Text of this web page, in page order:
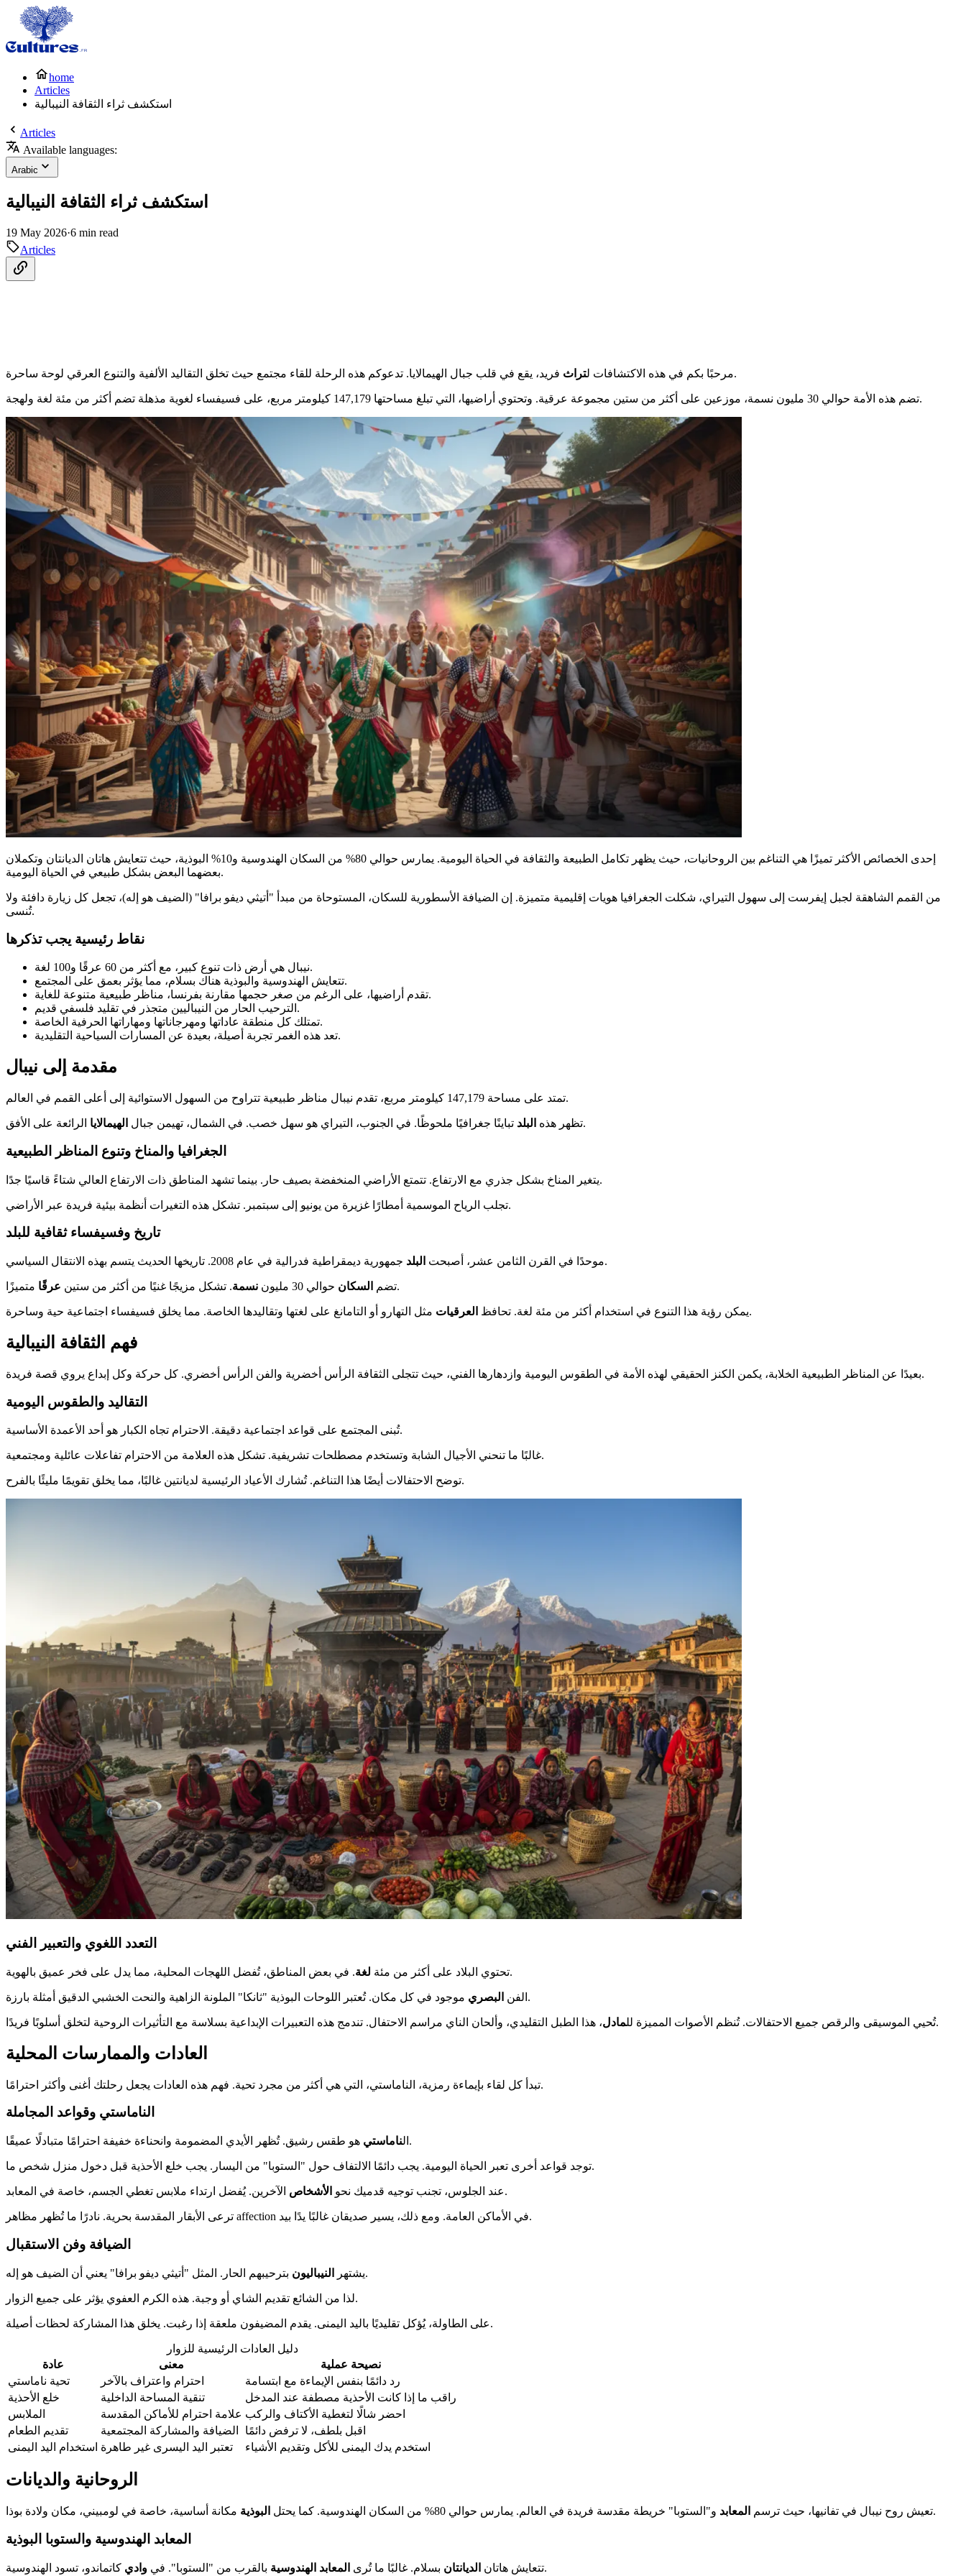
home
Articles
استكشف ثراء الثقافة النيبالية
Articles
Available languages:
Arabic
استكشف ثراء الثقافة النيبالية
19 May 2026·6 min read
Articles
مرحبًا بكم في هذه الاكتشافات لتراث فريد، يقع في قلب جبال الهيمالايا. تدعوكم هذه الرحلة للقاء مجتمع حيث تخلق التقاليد الألفية والتنوع العرقي لوحة ساحرة.
تضم هذه الأمة حوالي 30 مليون نسمة، موزعين على أكثر من ستين مجموعة عرقية. وتحتوي أراضيها، التي تبلغ مساحتها 147,179 كيلومتر مربع، على فسيفساء لغوية مذهلة تضم أكثر من مئة لغة ولهجة.
إحدى الخصائص الأكثر تميزًا هي التناغم بين الروحانيات، حيث يظهر تكامل الطبيعة والثقافة في الحياة اليومية. يمارس حوالي 80% من السكان الهندوسية و10% البوذية، حيث تتعايش هاتان الديانتان وتكملان
بعضهما البعض بشكل طبيعي في الحياة اليومية.
من القمم الشاهقة لجبل إيفرست إلى سهول التيراي، شكلت الجغرافيا هويات إقليمية متميزة. إن الضيافة الأسطورية للسكان، المستوحاة من مبدأ "أتيثي ديفو برافا" (الضيف هو إله)، تجعل كل زيارة دافئة ولا
تُنسى.
نقاط رئيسية يجب تذكرها
نيبال هي أرض ذات تنوع كبير، مع أكثر من 60 عرقًا و100 لغة.
تتعايش الهندوسية والبوذية هناك بسلام، مما يؤثر بعمق على المجتمع.
تقدم أراضيها، على الرغم من صغر حجمها مقارنة بفرنسا، مناظر طبيعية متنوعة للغاية.
الترحيب الحار من النيباليين متجذر في تقليد فلسفي قديم.
تمتلك كل منطقة عاداتها ومهرجاناتها ومهاراتها الحرفية الخاصة.
تعد هذه الغمر تجربة أصيلة، بعيدة عن المسارات السياحية التقليدية.
مقدمة إلى نيبال
تمتد على مساحة 147,179 كيلومتر مربع، تقدم نيبال مناظر طبيعية تتراوح من السهول الاستوائية إلى أعلى القمم في العالم.
تظهر هذه البلد تباينًا جغرافيًا ملحوظًا. في الجنوب، التيراي هو سهل خصب. في الشمال، تهيمن جبال الهيمالايا الرائعة على الأفق.
الجغرافيا والمناخ وتنوع المناظر الطبيعية
يتغير المناخ بشكل جذري مع الارتفاع. تتمتع الأراضي المنخفضة بصيف حار. بينما تشهد المناطق ذات الارتفاع العالي شتاءً قاسيًا جدًا.
تجلب الرياح الموسمية أمطارًا غزيرة من يونيو إلى سبتمبر. تشكل هذه التغيرات أنظمة بيئية فريدة عبر الأراضي.
تاريخ وفسيفساء ثقافية للبلد
موحدًا في القرن الثامن عشر، أصبحت البلد جمهورية ديمقراطية فدرالية في عام 2008. تاريخها الحديث يتسم بهذه الانتقال السياسي.
تضم السكان حوالي 30 مليون نسمة. تشكل مزيجًا غنيًا من أكثر من ستين عرقًا متميزًا.
يمكن رؤية هذا التنوع في استخدام أكثر من مئة لغة. تحافظ العرقيات مثل التهارو أو التامانغ على لغتها وتقاليدها الخاصة. مما يخلق فسيفساء اجتماعية حية وساحرة.
فهم الثقافة النيبالية
بعيدًا عن المناظر الطبيعية الخلابة، يكمن الكنز الحقيقي لهذه الأمة في الطقوس اليومية وازدهارها الفني، حيث تتجلى الثقافة الرأس أخضرية والفن الرأس أخضري. كل حركة وكل إبداع يروي قصة فريدة.
التقاليد والطقوس اليومية
تُبنى المجتمع على قواعد اجتماعية دقيقة. الاحترام تجاه الكبار هو أحد الأعمدة الأساسية.
غالبًا ما تنحني الأجيال الشابة وتستخدم مصطلحات تشريفية. تشكل هذه العلامة من الاحترام تفاعلات عائلية ومجتمعية.
توضح الاحتفالات أيضًا هذا التناغم. تُشارك الأعياد الرئيسية لديانتين غالبًا، مما يخلق تقويمًا مليئًا بالفرح.
التعدد اللغوي والتعبير الفني
تحتوي البلاد على أكثر من مئة لغة . في بعض المناطق، تُفضل اللهجات المحلية، مما يدل على فخر عميق بالهوية.
الفن البصري موجود في كل مكان. تُعتبر اللوحات البوذية "ثانكا" الملونة الزاهية والنحت الخشبي الدقيق أمثلة بارزة.
تُحيي الموسيقى والرقص جميع الاحتفالات. تُنظم الأصوات المميزة للمادل ، هذا الطبل التقليدي، وألحان الناي مراسم الاحتفال. تندمج هذه التعبيرات الإبداعية بسلاسة مع التأثيرات الروحية لتخلق أسلوبًا فريدًا.
العادات والممارسات المحلية
تبدأ كل لقاء بإيماءة رمزية، الناماستي، التي هي أكثر من مجرد تحية. فهم هذه العادات يجعل رحلتك أغنى وأكثر احترامًا.
الناماستي وقواعد المجاملة
الناماستي هو طقس رشيق. تُظهر الأيدي المضمومة وانحناءة خفيفة احترامًا متبادلًا عميقًا.
توجد قواعد أخرى تعبر الحياة اليومية. يجب دائمًا الالتفاف حول "الستوبا" من اليسار. يجب خلع الأحذية قبل دخول منزل شخص ما.
عند الجلوس، تجنب توجيه قدميك نحو الأشخاص الآخرين. يُفضل ارتداء ملابس تغطي الجسم، خاصة في المعابد.
ترعى الأبقار المقدسة بحرية. نادرًا ما تُظهر مظاهر affection في الأماكن العامة. ومع ذلك، يسير صديقان غالبًا يدًا بيد.
الضيافة وفن الاستقبال
يشتهر النيباليون بترحيبهم الحار. المثل "أتيثي ديفو برافا" يعني أن الضيف هو إله.
لذا من الشائع تقديم الشاي أو وجبة. هذه الكرم العفوي يؤثر على جميع الزوار.
على الطاولة، يُؤكل تقليديًا باليد اليمنى. يقدم المضيفون ملعقة إذا رغبت. يخلق هذا المشاركة لحظات أصيلة.
دليل العادات الرئيسية للزوار
عادة
معنى
نصيحة عملية
تحية ناماستي
احترام واعتراف بالآخر
رد دائمًا بنفس الإيماءة مع ابتسامة
خلع الأحذية
تنقية المساحة الداخلية
راقب ما إذا كانت الأحذية مصطفة عند المدخل
الملابس
علامة احترام للأماكن المقدسة احضر شالًا لتغطية الأكتاف والركب
تقديم الطعام
الضيافة والمشاركة المجتمعية
اقبل بلطف، لا ترفض دائمًا
استخدام اليد اليمنى تعتبر اليد اليسرى غير طاهرة استخدم يدك اليمنى للأكل وتقديم الأشياء
الروحانية والديانات
تعيش روح نيبال في تفانيها، حيث ترسم المعابد و"الستوبا" خريطة مقدسة فريدة في العالم. يمارس حوالي 80% من السكان الهندوسية. كما يحتل البوذية مكانة أساسية، خاصة في لومبيني، مكان ولادة بوذا.
المعابد الهندوسية والستوبا البوذية
تتعايش هاتان الديانتان بسلام. غالبًا ما تُرى المعابد الهندوسية بالقرب من "الستوبا". في وادي كاتماندو، تسود الهندوسية.